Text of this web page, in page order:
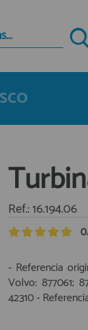
estado de tus
esperando.
Ref.: 16.194.06
0
- Referencia
Volvo: 877061;
42310 -